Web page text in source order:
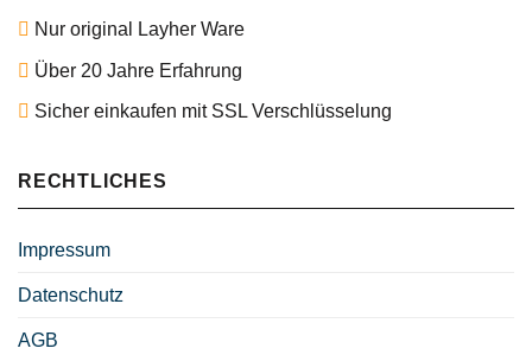
Nur original Layher Ware
Über 20 Jahre Erfahrung
Sicher einkaufen mit SSL Verschlüsselung
RECHTLICHES
Impressum
Datenschutz
AGB